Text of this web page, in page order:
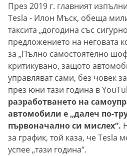
През 2019 г. главният
Tesla - Илон Мъск, обеща
таксита „догодина със
предложението на неговата
за „Пълно самостоятелно
критикувано, защото
управляват сами, без човек
през юни тази година в
разработването на
автомобили е „далеч по-
първоначално си мислех“.
за график, той каза, че Tesla
успее „тази година“.